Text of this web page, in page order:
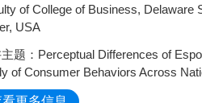
of College of Business, Delaware
USA
题：Perceptual Differences of
of Consumer Behaviors Across